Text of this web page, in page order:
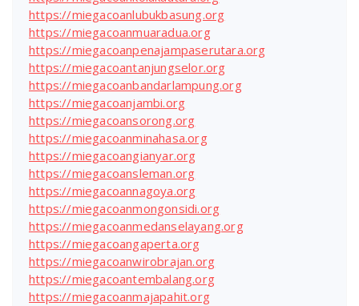
https://miegacoanlubukbasung.org
https://miegacoanmuaradua.org
https://miegacoanpenajampaserutara.org
https://miegacoantanjungselor.org
https://miegacoanbandarlampung.org
https://miegacoanjambi.org
https://miegacoansorong.org
https://miegacoanminahasa.org
https://miegacoangianyar.org
https://miegacoansleman.org
https://miegacoannagoya.org
https://miegacoanmongonsidi.org
https://miegacoanmedanselayang.org
https://miegacoangaperta.org
https://miegacoanwirobrajan.org
https://miegacoantembalang.org
https://miegacoanmajapahit.org